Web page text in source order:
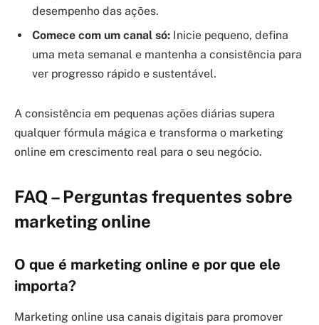
desempenho das ações.
Comece com um canal só: Inicie pequeno, defina
uma meta semanal e mantenha a consistência para
ver progresso rápido e sustentável.
A consistência em pequenas ações diárias supera
qualquer fórmula mágica e transforma o marketing
online em crescimento real para o seu negócio.
FAQ – Perguntas frequentes sobre
marketing online
O que é marketing online e por que ele
importa?
Marketing online usa canais digitais para promover